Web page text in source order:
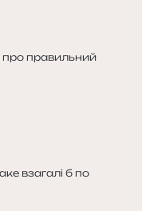
про правильний
взагалі б по